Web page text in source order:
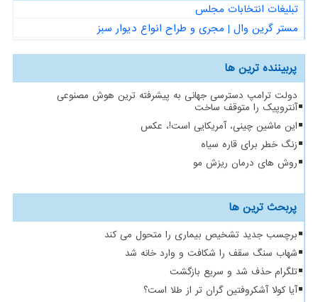
تبلیغات انتخابات مجلس
مستر گرین وال | مجری و طراح انواع دیوار سبز
پربیننده ترین ها
دولت ترامپ دسترسی جهانی به پیشرفته ترین هوش مصنوعی
آنتروپیک را متوقف ساخت
این ماشین چینی، آمریکایی است!، عکس
زنگ خطر برای قاره سیاه
روش های درمان ریزش مو
پربحث ترین ها
برچسب جدید تشخیص بیماری را متحول می کند
شهاب سنگ سقف را شکافت و وارد خانه شد
تلگرام حذف شد و سریع بازگشت
آیا کولا آشکروفتین گران تر از طلا است؟